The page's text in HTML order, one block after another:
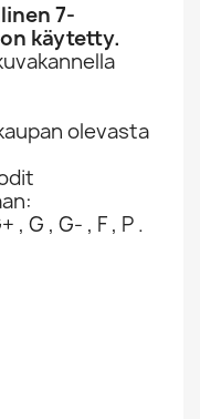
7-
käytetty.
olevasta
, G , G- , F , P .